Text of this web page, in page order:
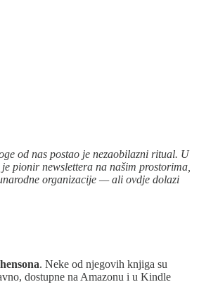
od nas postao je nezaobilazni ritual. U
pionir newslettera na našim prostorima,
organizacije — ali ovdje dolazi
. Neke od njegovih knjiga su
dostupne na Amazonu i u Kindle